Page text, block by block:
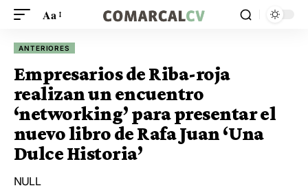
Aa
ANTERIORES
Empresarios de Riba-roja
realizan un encuentro
‘networking’ para presentar el
nuevo libro de Rafa Juan ‘Una
Dulce Historia’
NULL